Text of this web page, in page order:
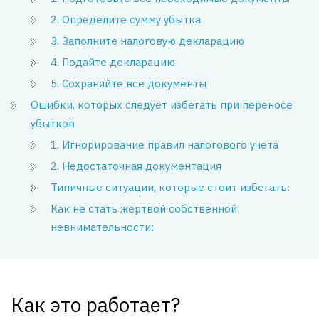
2. Определите сумму убытка
3. Заполните налоговую декларацию
4. Подайте декларацию
5. Сохраняйте все документы
Ошибки, которых следует избегать при переносе
убытков
1. Игнорирование правил налогового учета
2. Недостаточная документация
Типичные ситуации, которые стоит избегать:
Как не стать жертвой собственной
невнимательности:
Как это работает?